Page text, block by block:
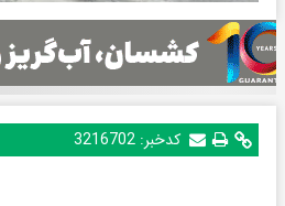
کدخبر: 3216702